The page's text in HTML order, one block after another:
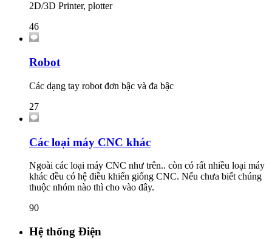
2D/3D Printer, plotter
46
Robot
Các dạng tay robot đơn bậc và đa bậc
27
Các loại máy CNC khác
Ngoài các loại máy CNC như trên.. còn có rất nhiều loại máy
khác đều có hệ điều khiển giống CNC. Nếu chưa biết chúng
thuộc nhóm nào thì cho vào đây.
90
Hệ thống Điện